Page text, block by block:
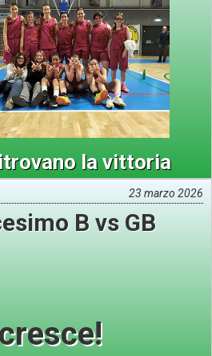
la vittoria
23 marzo 2026
B vs GB